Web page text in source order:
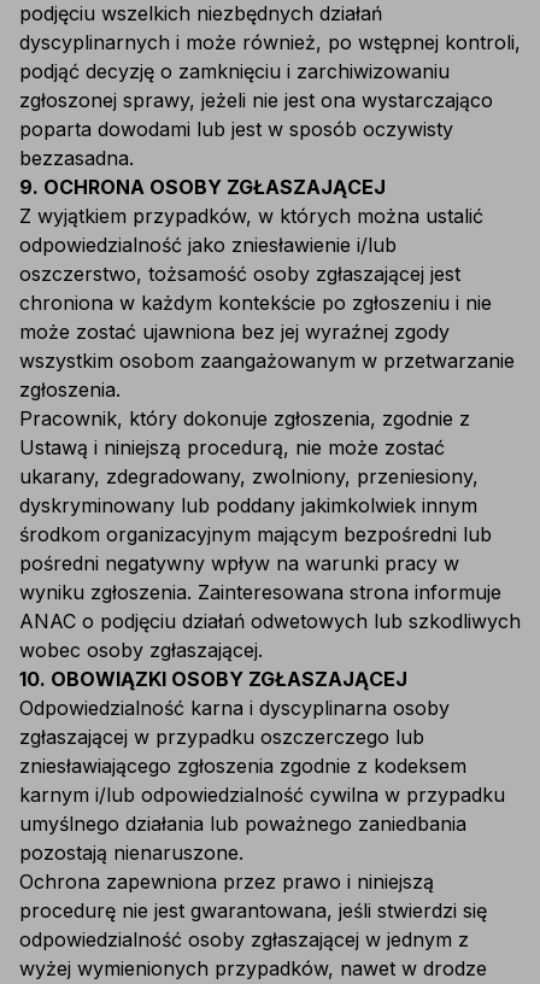
podjęciu wszelkich niezbędnych działań
dyscyplinarnych i może również, po wstępnej kontroli,
podjąć decyzję o zamknięciu i zarchiwizowaniu
zgłoszonej sprawy, jeżeli nie jest ona wystarczająco
poparta dowodami lub jest w sposób oczywisty
bezzasadna.
9. OCHRONA OSOBY ZGŁASZAJĄCEJ
Z wyjątkiem przypadków, w których można ustalić
odpowiedzialność jako zniesławienie i/lub
oszczerstwo, tożsamość osoby zgłaszającej jest
chroniona w każdym kontekście po zgłoszeniu i nie
może zostać ujawniona bez jej wyraźnej zgody
wszystkim osobom zaangażowanym w przetwarzanie
zgłoszenia.
Pracownik, który dokonuje zgłoszenia, zgodnie z
Ustawą i niniejszą procedurą, nie może zostać
ukarany, zdegradowany, zwolniony, przeniesiony,
dyskryminowany lub poddany jakimkolwiek innym
środkom organizacyjnym mającym bezpośredni lub
pośredni negatywny wpływ na warunki pracy w
wyniku zgłoszenia. Zainteresowana strona informuje
ANAC o podjęciu działań odwetowych lub szkodliwych
wobec osoby zgłaszającej.
10. OBOWIĄZKI OSOBY ZGŁASZAJĄCEJ
Odpowiedzialność karna i dyscyplinarna osoby
zgłaszającej w przypadku oszczerczego lub
zniesławiającego zgłoszenia zgodnie z kodeksem
karnym i/lub odpowiedzialność cywilna w przypadku
umyślnego działania lub poważnego zaniedbania
pozostają nienaruszone.
Ochrona zapewniona przez prawo i niniejszą
procedurę nie jest gwarantowana, jeśli stwierdzi się
odpowiedzialność osoby zgłaszającej w jednym z
wyżej wymienionych przypadków, nawet w drodze